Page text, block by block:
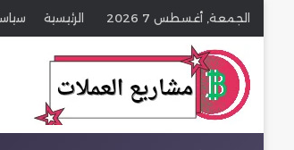
الجمعة, أغسطس 7 2026 الرئيسية